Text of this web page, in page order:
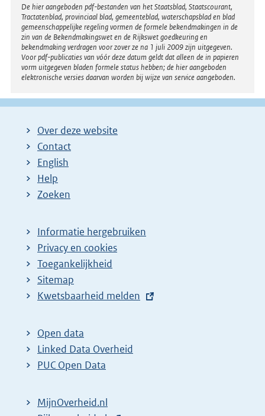
l
i
k
:
Disclaimer
De hier aangeboden pdf-bestanden van het Staatsblad, Staatscourant,
Tractatenblad, provinciaal blad, gemeenteblad, waterschapsblad en blad
gemeenschappelijke regeling vormen de formele bekendmakingen in de
zin van de Bekendmakingswet en de Rijkswet goedkeuring en
bekendmaking verdragen voor zover ze na 1 juli 2009 zijn uitgegeven.
Voor pdf-publicaties van vóór deze datum geldt dat alleen de in papieren
vorm uitgegeven bladen formele status hebben; de hier aangeboden
elektronische versies daarvan worden bij wijze van service aangeboden.
Over deze website
Contact
English
Help
Zoeken
Informatie hergebruiken
Privacy en cookies
Toegankelijkheid
Sitemap
E
t
e
r
l
Kwetsbaarheid melden
Open data
Linked Data Overheid
PUC Open Data
MijnOverheid.nl